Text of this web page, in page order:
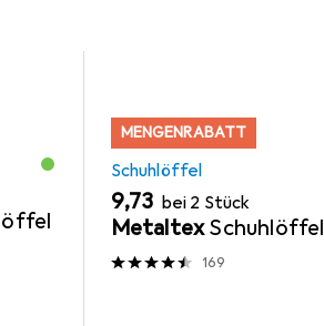
MENGENRABATT
Schuhlöffel
EUR
9,73 bei 2 Stück
MetaltexSchuhlöffel
169